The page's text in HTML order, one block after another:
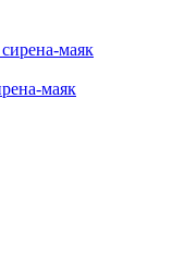
маяк